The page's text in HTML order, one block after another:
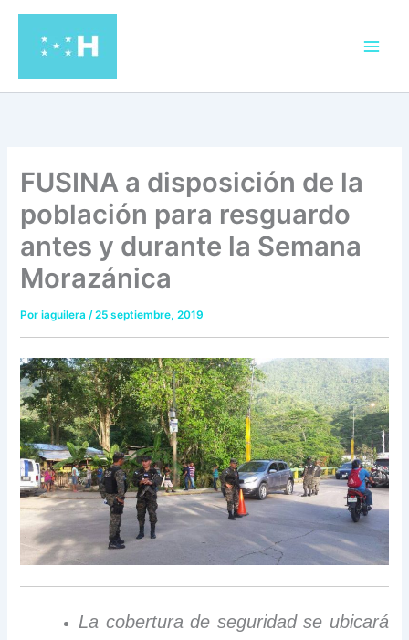
contenido
FUSINA a disposición de la
población para resguardo
antes y durante la Semana
Morazánica
Poriaguilera/25 septiembre, 2019
La cobertura de seguridad se ubicará